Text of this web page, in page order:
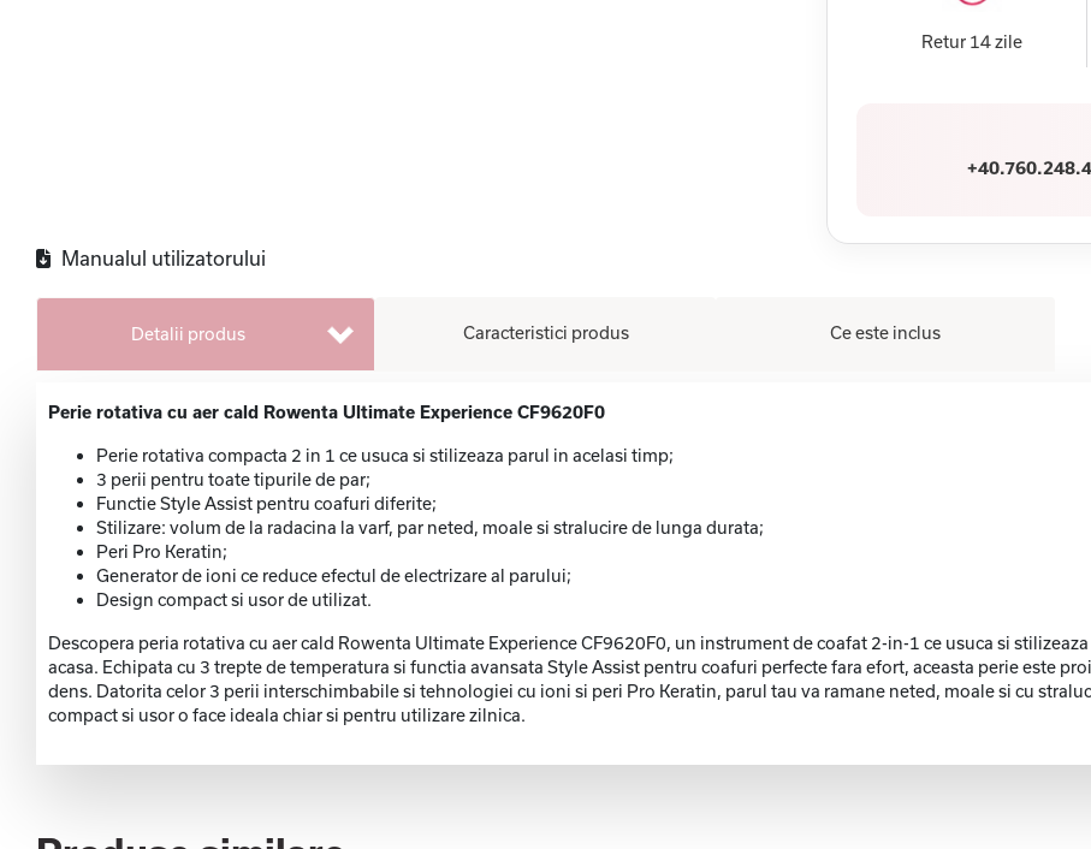
Retur 14 zile
Manualul utilizatorului
Detalii produs Caracteristici produs Ce este inclus
Perie rotativa cu aer cald Rowenta Ultimate Experience CF9620F0
Perie rotativa compacta 2 in 1 ce usuca si stilizeaza parul in acelasi timp;
3 perii pentru toate tipurile de par;
Functie Style Assist pentru coafuri diferite;
Stilizare: volum de la radacina la varf, par neted, moale si stralucire de lunga durata;
Peri Pro Keratin;
Generator de ioni ce reduce efectul de electrizare al parului;
Design compact si usor de utilizat.
Descopera peria rotativa cu aer cald Rowenta Ultimate Experience CF9620F0, un instrument de coafat 2-in-1 ce usuca si
acasa. Echipata cu 3 trepte de temperatura si functia avansata Style Assist pentru coafuri perfecte fara efort, aceasta perie este
dens. Datorita celor 3 perii interschimbabile si tehnologiei cu ioni si peri Pro Keratin, parul tau va ramane neted, moale si cu
compact si usor o face ideala chiar si pentru utilizare zilnica.